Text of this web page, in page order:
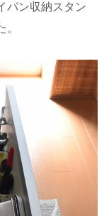
パン収納スタン